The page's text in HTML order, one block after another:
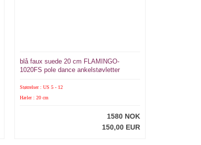
blå faux suede 20 cm FLAMINGO-
1020FS pole dance ankelstøvletter
Størrelser : US 5 - 12
Hæler : 20 cm
1580 NOK
150,00 EUR